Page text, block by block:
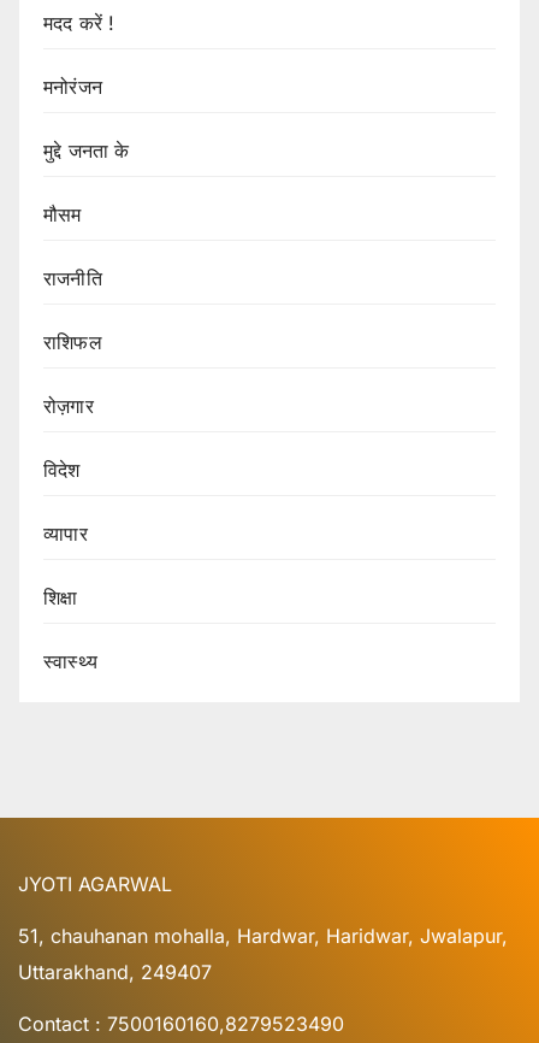
मदद करें !
मनोरंजन
मुद्दे जनता के
मौसम
राजनीति
राशिफल
रोज़गार
विदेश
व्यापार
शिक्षा
स्वास्थ्य
JYOTI AGARWAL
51, chauhanan mohalla, Hardwar, Haridwar, Jwalapur,
Uttarakhand, 249407
Contact : 7500160160,8279523490